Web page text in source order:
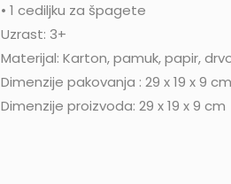
• 1 cediljku za špagete
Uzrast: 3+
Materijal: Karton, pamuk, papir,
Dimenzije pakovanja : 29 x 19 x 9 cm
Dimenzije proizvoda: 29 x 19 x 9 cm